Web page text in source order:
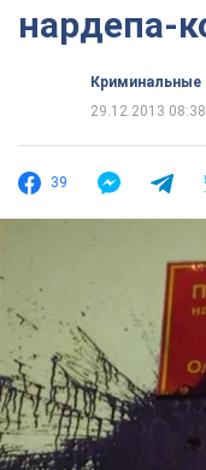
нардепа-
Криминальные
29.12.2013 08:38
39